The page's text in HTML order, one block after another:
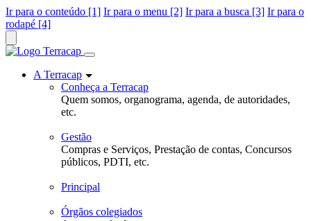
Ir para o conteúdo [1] Ir para o menu [2] Ir para a busca [3] Ir para o
rodapé [4]
A Terracap
Conheça a Terracap
Quem somos, organograma, agenda, de autoridades,
etc.
Gestão
Compras e Serviços, Prestação de contas, Concursos
públicos, PDTI, etc.
Principal
Órgãos colegiados